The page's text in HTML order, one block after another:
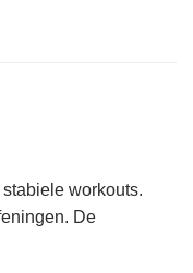
workouts.
De